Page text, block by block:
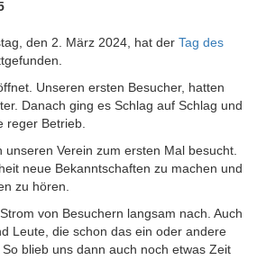
den 2. März 2024, hat der Tag des
Unseren ersten Besucher, hatten
Danach ging es Schlag auf Schlag und
reger Betrieb.
Verein zum ersten Mal besucht.
neue Bekanntschaften zu machen und
zu hören.
von Besuchern langsam nach. Auch
Leute, die schon das ein oder andere
blieb uns dann auch noch etwas Zeit